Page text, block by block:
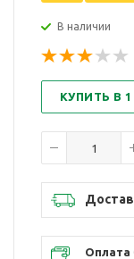
В наличии
КУПИТЬ В
Оплата